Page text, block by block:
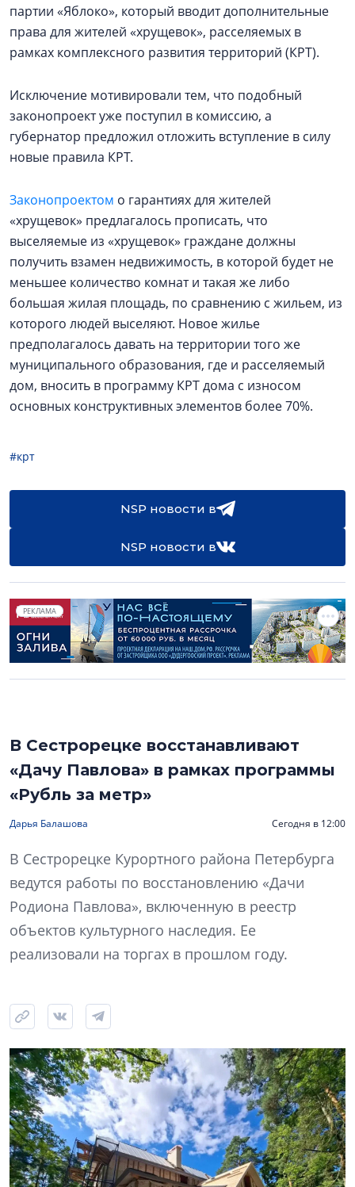
партии «Яблоко», который вводит дополнительные
права для жителей «хрущевок», расселяемых в
рамках комплексного развития территорий (КРТ).
Исключение мотивировали тем, что подобный
законопроект уже поступил в комиссию, а
губернатор предложил отложить вступление в силу
новые правила КРТ.
Законопроектом о гарантиях для жителей
«хрущевок» предлагалось прописать, что
выселяемые из «хрущевок» граждане должны
получить взамен недвижимость, в которой будет не
меньшее количество комнат и такая же либо
большая жилая площадь, по сравнению с жильем, из
которого людей выселяют. Новое жилье
предполагалось давать на территории того же
муниципального образования, где и расселяемый
дом, вносить в программу КРТ дома с износом
основных конструктивных элементов более 70%.
#крт
NSP новости в
NSP новости в
РЕКЛАМА
В Сестрорецке восстанавливают
«Дачу Павлова» в рамках программы
«Рубль за метр»
Дарья Балашова Сегодня в 12:00
В Сестрорецке Курортного района Петербурга
ведутся работы по восстановлению «Дачи
Родиона Павлова», включенную в реестр
объектов культурного наследия. Ее
реализовали на торгах в прошлом году.